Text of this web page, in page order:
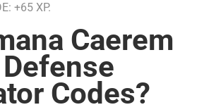
+65 XP.
Caerem
Codes?